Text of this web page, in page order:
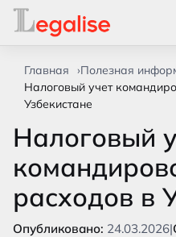
Главная Полезная
Налоговый учет
Узбекистане
Налоговый
расходов в
Опубликовано: 24.03.2026|